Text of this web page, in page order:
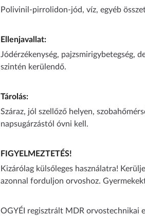
Polivinil-pirrolidon-jód, víz, egyéb
Ellenjavallat:
Jódérzékenység, pajzsmirigybetegség,
szintén kerülendő.
Tárolás:
Száraz, jól szellőző helyen,
napsugárzástól óvni kell.
FIGYELMEZTETÉS!
Kizárólag külsőleges használatra!
azonnal forduljon orvoshoz.
OGYÉI regisztrált MDR orvostechnikai